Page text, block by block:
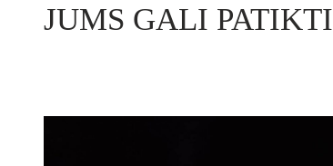
JUMS GALI PATIKTI